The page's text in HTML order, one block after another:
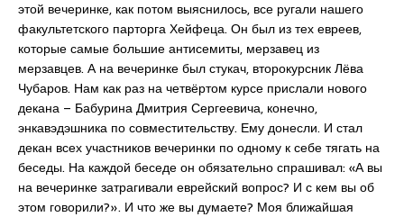
этой вечеринке, как потом выяснилось, все ругали нашего
факультетского парторга Хейфеца. Он был из тех евреев,
которые самые большие антисемиты, мерзавец из
мерзавцев. А на вечеринке был стукач, второкурсник Лёва
Чубаров. Нам как раз на четвёртом курсе прислали нового
декана – Бабурина Дмитрия Сергеевича, конечно,
энкавэдэшника по совместительству. Ему донесли. И стал
декан всех участников вечеринки по одному к себе тягать на
беседы. На каждой беседе он обязательно спрашивал: «А вы
на вечеринке затрагивали еврейский вопрос? И с кем вы об
этом говорили?». И что же вы думаете? Моя ближайшая